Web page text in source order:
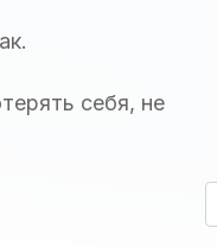
себя, не